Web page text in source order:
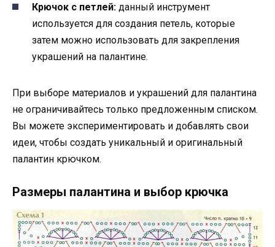
Крючок с петлей: данный инструмент
используется для создания петель, которые
затем можно использовать для закрепления
украшений на палантине.
При выборе материалов и украшений для палантина
не ограничивайтесь только предложенным списком.
Вы можете экспериментировать и добавлять свои
идеи, чтобы создать уникальный и оригинальный
палантин крючком.
Размеры палантина и выбор крючка